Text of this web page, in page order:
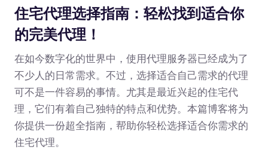
住宅代理选择指南：轻松找到适合你
的完美代理！
在如今数字化的世界中，使用代理服务器已经成为了
不少人的日常需求。不过，选择适合自己需求的代理
可不是一件容易的事情。尤其是最近兴起的住宅代
理，它们有着自己独特的特点和优势。本篇博客将为
你提供一份超全指南，帮助你轻松选择适合你需求的
住宅代理。